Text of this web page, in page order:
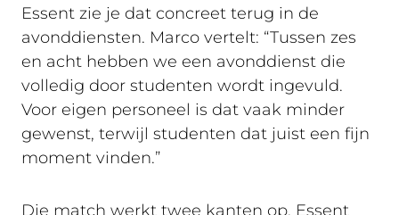
Essent zie je dat concreet terug in de
avonddiensten. Marco vertelt: “Tussen zes
en acht hebben we een avonddienst die
volledig door studenten wordt ingevuld.
Voor eigen personeel is dat vaak minder
gewenst, terwijl studenten dat juist een fijn
moment vinden.”
Die match werkt twee kanten op. Essent